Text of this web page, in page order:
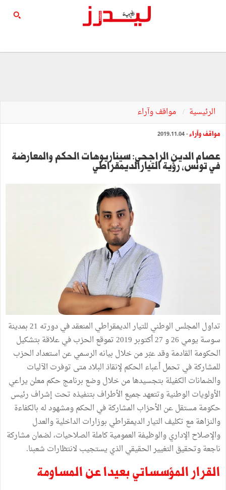
الرئيسية مواقف وآراء
مواقف وآراء- 2019.11.04
عصام الدين الراجحي: سيناريوهات الحكم والمعارضة
في تونس, رؤية التيارالديمقراطي
تداول المجلس الوطني للتيار الديمقراطي المنعقد في دورته 21 بمدينة
سوسة يومي 26 و 27 أكتوبر 2019 تموقع الحزب في علاقة بتشكيل
الحكومة القادمة وقد عبّر من خلال بيانه الرسمي عن استعداد الحزب
للمشاركة في تحمل أعباء الحكم لإنقاذ البلاد متى توفرت الآليات
والضمانات الكفيلة بتجسيدها من خلال وضع برنامج حكم معلن يراعي
الأولويات الوطنية وتتعهد جميع الأطراف بتنفيذه تحت إشراف رئيس
حكومة مستقل عن الأحزاب المشاركة في الحكم ومشهود له بالكفاءة
والنزاهة مع تكليف التيار الديمقراطي بوزارات الداخلية والعدل
والإصلاح الإداري والوظيفة العمومية كاملة الصلاحيات، لضمان مشاركة
ناجعة وتحقيق التغيير الحقيقي الذي يستجيب لانتظارات شعبنا.
القرار المؤسساتي بعيدا عن المساومة